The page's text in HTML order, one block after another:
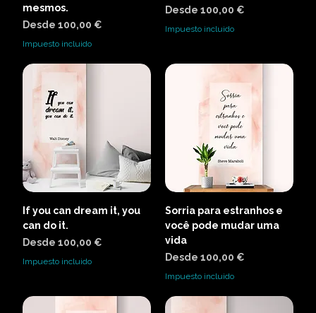
mesmos.
Desde 100,00 €
Precio de oferta
Impuesto incluido
Desde 100,00 €
Precio de oferta
Impuesto incluido
If you can dream it, you
can do it.
Desde 100,00 €
Precio de oferta
Impuesto incluido
Sorria para estranhos e
você pode mudar uma
vida
Desde 100,00 €
Precio de oferta
Impuesto incluido